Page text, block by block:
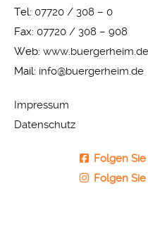
Tel: 07720 / 308 – 0
Fax: 07720 / 308 – 908
Web: www.buergerheim.de
Mail: info@buergerheim.de
Impressum
Datenschutz
Folgen
Folgen